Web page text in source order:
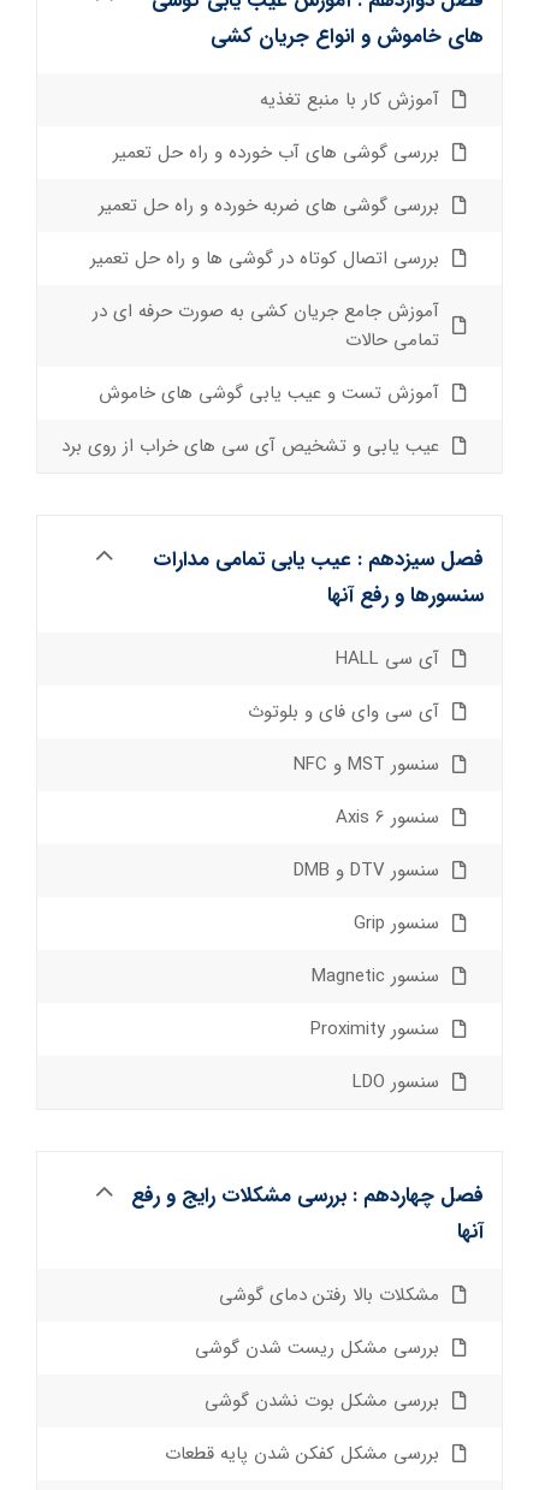
های خاموش و انواع جریان کشی
آموزش کار با منبع تغذیه
بررسی گوشی های آب خورده و راه حل تعمیر
بررسی گوشی های ضربه خورده و راه حل تعمیر
بررسی اتصال کوتاه در گوشی ها و راه حل تعمیر
آموزش جامع جریان کشی به صورت حرفه ای در
تمامی حالات
آموزش تست و عیب یابی گوشی های خاموش
عیب یابی و تشخیص آی سی های خراب از روی برد
فصل سیزدهم : عیب یابی تمامی مدارات
سنسورها و رفع آنها
آی سی HALL
آی سی وای فای و بلوتوث
سنسور MST و NFC
سنسور Axis 6
سنسور DTV و DMB
سنسور Grip
سنسور Magnetic
سنسور Proximity
سنسور LDO
فصل چهاردهم : بررسی مشکلات رایج و رفع
آنها
مشکلات بالا رفتن دمای گوشی
بررسی مشکل ریست شدن گوشی
بررسی مشکل بوت نشدن گوشی
بررسی مشکل کفکن شدن پایه قطعات